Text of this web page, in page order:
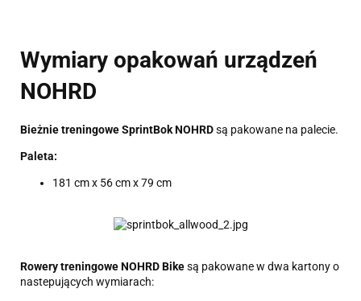
Wymiary opakowań urządzeń
NOHRD
Bieżnie treningowe SprintBok NOHRDsą pakowane na palecie.
Paleta:
181 cm x 56 cm x 79 cm
Rowery treningowe NOHRDBikesą pakowane w dwa kartony o
nastepujących wymiarach: